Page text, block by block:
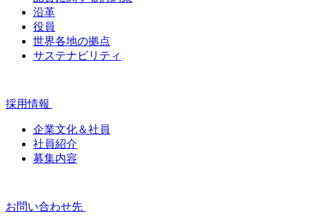
沿革
役員
世界各地の拠点
サステナビリティ
採用情報
企業文化＆社員
社員紹介
募集内容
お問い合わせ先